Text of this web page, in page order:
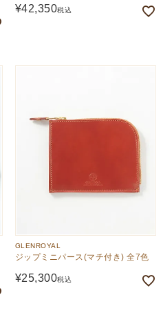
¥42,350税込
GLENROYAL
ジップミニパース(マチ付き) 全7色
¥25,300税込